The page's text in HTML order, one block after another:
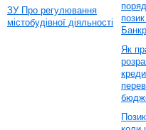
ЗУ Про регулювання
містобудівної діяльності
Як